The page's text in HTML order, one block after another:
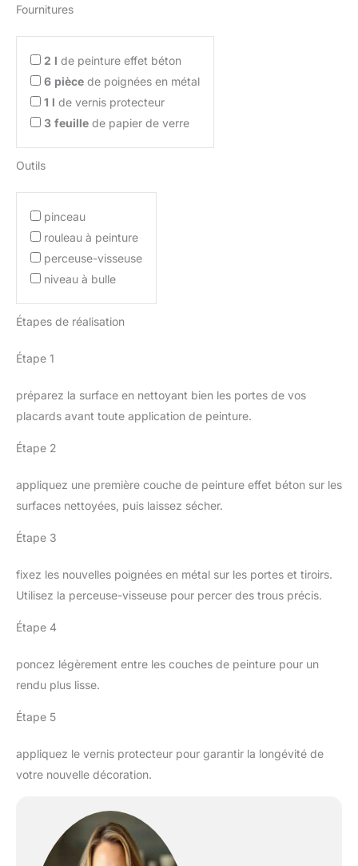
Fournitures
2 l de peinture effet béton
6 pièce de poignées en métal
1 l de vernis protecteur
3 feuille de papier de verre
Outils
pinceau
rouleau à peinture
perceuse-visseuse
niveau à bulle
Étapes de réalisation
Étape 1
préparez la surface en nettoyant bien les portes de vos
placards avant toute application de peinture.
Étape 2
appliquez une première couche de peinture effet béton sur les
surfaces nettoyées, puis laissez sécher.
Étape 3
fixez les nouvelles poignées en métal sur les portes et tiroirs.
Utilisez la perceuse-visseuse pour percer des trous précis.
Étape 4
poncez légèrement entre les couches de peinture pour un
rendu plus lisse.
Étape 5
appliquez le vernis protecteur pour garantir la longévité de
votre nouvelle décoration.